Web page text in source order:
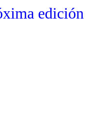
edición